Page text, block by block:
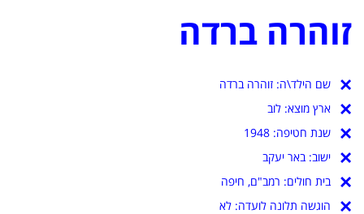
זוהרה ברדה
שם הילד\ה: זוהרה ברדה
ארץ מוצא: לוב
שנת חטיפה: 1948
ישוב:באר יעקב
בית חולים: רמב"ם, חיפה
הוגשה תלונה לועדה: לא